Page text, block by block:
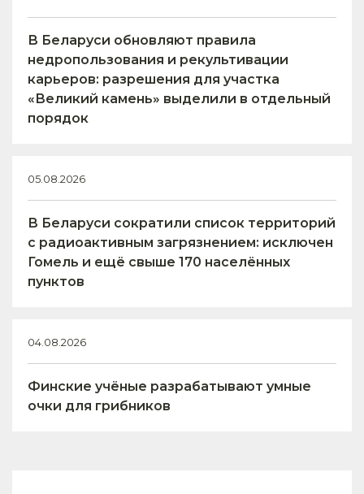
В Беларуси обновляют правила
недропользования и рекультивации
карьеров: разрешения для участка
«Великий камень» выделили в отдельный
порядок
05.08.2026
В Беларуси сократили список территорий
с радиоактивным загрязнением: исключен
Гомель и ещё свыше 170 населённых
пунктов
04.08.2026
Финские учёные разрабатывают умные
очки для грибников